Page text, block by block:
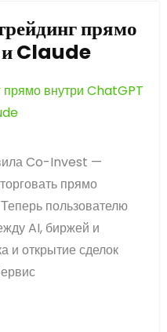
прямо
и Claude
Co-Invest —
прямо
пользователю
AI, биржей и
и открытие сделок